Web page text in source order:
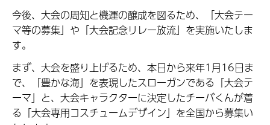
今後、大会の周知と機運の醸成を図るため、「大会テー
マ等の募集」や「大会記念リレー放流」を実施いたしま
す。
まず、大会を盛り上げるため、本日から来年1月16日ま
で、「豊かな海」を表現したスローガンである「大会テ
ーマ」と、大会キャラクターに決定したチーバくんが着
る「大会専用コスチュームデザイン」を全国から募集い